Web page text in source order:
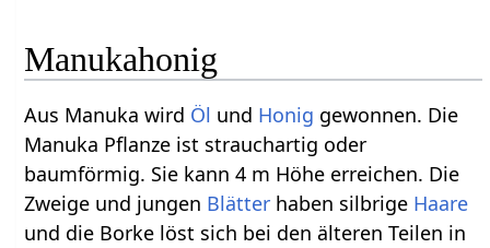
Manukahonig
Aus Manuka wird Öl und Honig gewonnen. Die
Manuka Pflanze ist strauchartig oder
baumförmig. Sie kann 4 m Höhe erreichen. Die
Zweige und jungen Blätter haben silbrige Haare
und die Borke löst sich bei den älteren Teilen in